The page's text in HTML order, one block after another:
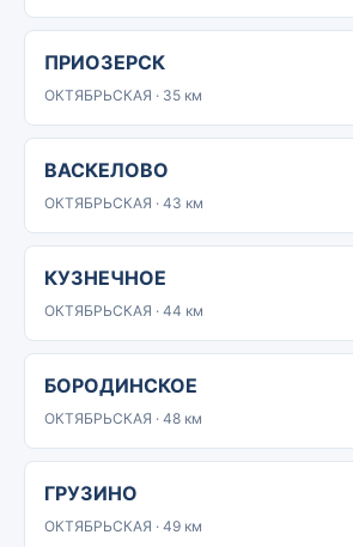
ПРИОЗЕРСК
ОКТЯБРЬСКАЯ · 35 км
ВАСКЕЛОВО
ОКТЯБРЬСКАЯ · 43 км
КУЗНЕЧНОЕ
ОКТЯБРЬСКАЯ · 44 км
БОРОДИНСКОЕ
ОКТЯБРЬСКАЯ · 48 км
ГРУЗИНО
ОКТЯБРЬСКАЯ · 49 км